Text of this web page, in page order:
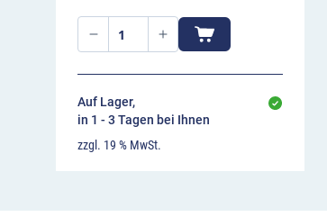
Auf Lager,
in 1 - 3 Tagen bei Ihnen
zzgl. 19 % MwSt.